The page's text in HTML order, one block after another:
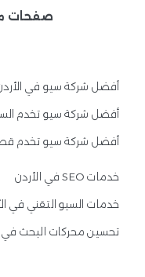
صفحات
أفضل شركة سيو في
أفضل شركة سيو تخدم
أفضل شركة سيو تخدم
خدمات SEO في الأردن
خدمات السيو التقني في
تحسين محركات البحث في